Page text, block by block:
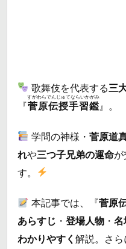
歌舞伎を代表する三
『菅原伝授手習鑑
すがわらでんじゅてならいかがみ
』。
学問の神様・菅原道
れや三つ子兄弟の運命
す。
本記事では、『菅原
あらすじ ・ 登場人物 ・ 名
わかりやすく 解説。さら